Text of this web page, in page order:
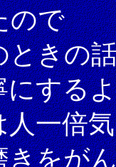
ので
ときの
にする
一倍
きをが